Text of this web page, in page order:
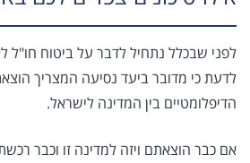
לפני שבכלל נתחיל לדבר על ביטוח חו"ל
לדעת כי מדובר ביעד נסיעה המצריך
הדיפלומטיים בין המדינה לישראל.
אם כבר הוצאתם ויזה למדינה זו וכבר